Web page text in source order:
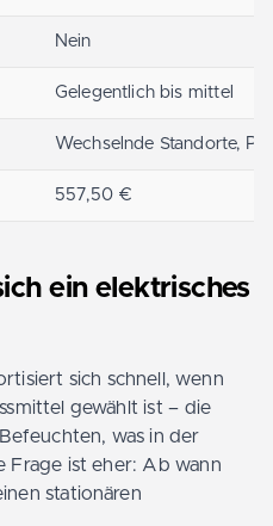
Nein
Gelegentlich bis mittel
Wechselnde Standorte,
557,50 €
ein elektrisches
sich schnell, wenn
gewählt ist – die
was in der
Frage ist eher: Ab wann
stationären